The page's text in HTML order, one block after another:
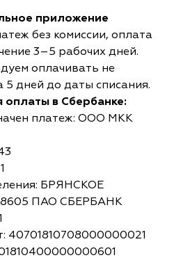
приложение
без комиссии, оплата
3–5 рабочих дней.
оплачивать не
5 дней до даты списания.
оплаты в Сбербанке:
платеж: ООО МКК
БРЯНСКОЕ
ПАО СБЕРБАНК
40701810708000000021